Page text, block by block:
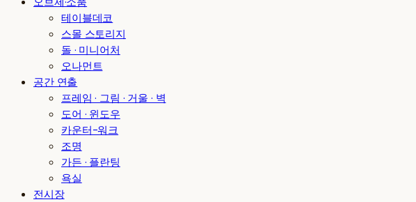
테이블데코
스몰 스토리지
돌 · 미니어처
오나먼트
공간 연출
프레임 · 그림 · 거울 · 벽
도어 · 윈도우
카운터-워크
조명
가든 · 플란팅
욕실
전시장